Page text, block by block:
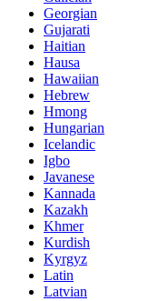
Georgian
Gujarati
Haitian
Hausa
Hawaiian
Hebrew
Hmong
Hungarian
Icelandic
Igbo
Javanese
Kannada
Kazakh
Khmer
Kurdish
Kyrgyz
Latin
Latvian